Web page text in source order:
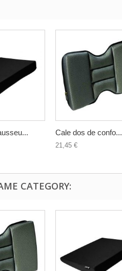
Cale dos de confo...
21,45 €
CATEGORY: